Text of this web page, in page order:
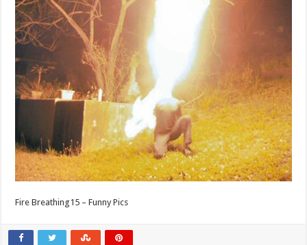
Fire Breathing15 – Funny Pics